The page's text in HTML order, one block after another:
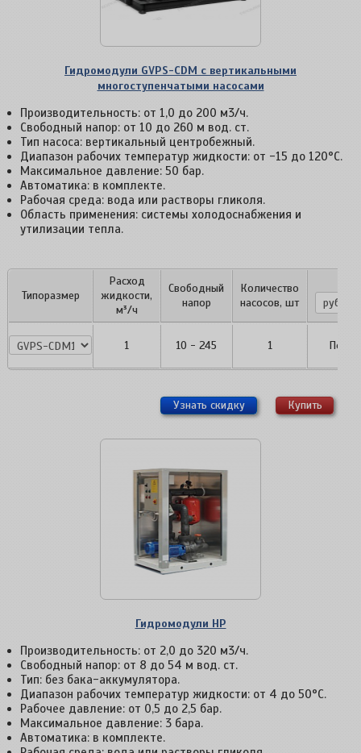
Гидромодули GVPS-CDM с вертикальными
многоступенчатыми насосами
Производительность: от 1,0 до 200 м3/ч.
Свободный напор: от 10 до 260 м вод. ст.
Тип насоса: вертикальный центробежный.
Диапазон рабочих температур жидкости: от -15 до 120°С.
Максимальное давление: 50 бар.
Автоматика: в комплекте.
Рабочая среда: вода или растворы гликоля.
Область применения: системы холодоснабжения и
утилизации тепла.
Типоразмер
Расход
жидкости,
м³/ч
Свободный
напор
Количество
насосов, шт
GVPS-
CDM1.P1
1 10 - 245 1 По
Узнать скидку Купить
Гидромодули НР
Производительность: от 2,0 до 320 м3/ч.
Свободный напор: от 8 до 54 м вод. ст.
Тип: без бака-аккумулятора.
Диапазон рабочих температур жидкости: от 4 до 50°С.
Рабочее давление: от 0,5 до 2,5 бар.
Максимальное давление: 3 бара.
Автоматика: в комплекте.